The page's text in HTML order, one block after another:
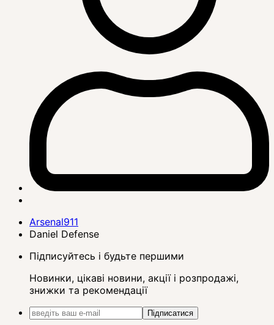
Arsenal911
Daniel Defense
Підписуйтесь і будьте першими
Новинки, цікаві новини, акції і розпродажі,
знижки та рекомендації
Підписатися